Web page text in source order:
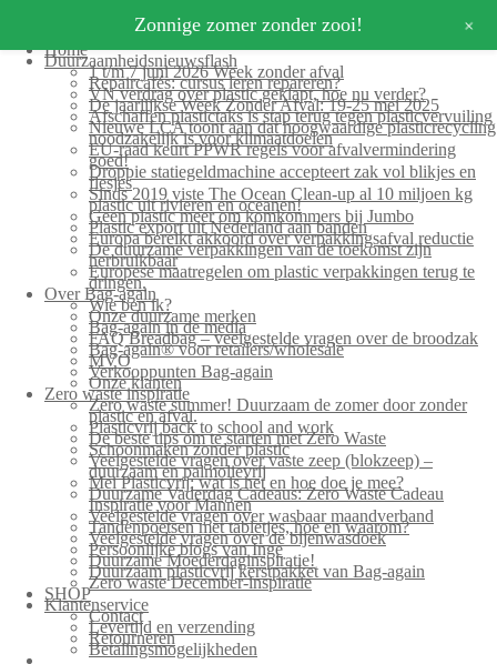
Home
Duurzaamheidsnieuwsflash
1 t/m 7 juni 2026 Week zonder afval
Repaircafés: cursus leren repareren?
VN verdrag over plastic geklapt, hoe nu verder?
De jaarlijkse Week Zonder Afval: 19-25 mei 2025
Afschaffen plastictaks is stap terug tegen plasticvervuiling
Nieuwe LCA toont aan dat hoogwaardige plasticrecycling
noodzakelijk is voor klimaatdoelen
EU-raad keurt PPWR regels voor afvalvermindering
goed!
Droppie statiegeldmachine accepteert zak vol blikjes en
flesjes
Sinds 2019 viste The Ocean Clean-up al 10 miljoen kg
plastic uit rivieren en oceanen!
Geen plastic meer om komkommers bij Jumbo
Plastic export uit Nederland aan banden
Europa bereikt akkoord over verpakkingsafval reductie
De duurzame verpakkingen van de toekomst zijn
herbruikbaar
Europese maatregelen om plastic verpakkingen terug te
dringen.
Over Bag-again
Wie ben ik?
Onze duurzame merken
Bag-again in de media
FAQ Breadbag – veelgestelde vragen over de broodzak
Bag-again® voor retailers/wholesale
MVO
Verkooppunten Bag-again
Onze klanten
Zero waste inspiratie
Zero waste summer! Duurzaam de zomer door zonder
plastic en afval.
Plasticvrij back to school and work
De beste tips om te starten met Zero Waste
Schoonmaken zonder plastic
Veelgestelde vragen over vaste zeep (blokzeep) –
duurzaam en palmolievrij
Mei Plasticvrij: wat is het en hoe doe je mee?
Duurzame Vaderdag Cadeaus: Zero Waste Cadeau
Inspiratie voor Mannen
Veelgestelde vragen over wasbaar maandverband
Tandenpoetsen met tabletjes, hoe en waarom?
Veelgestelde vragen over de bijenwasdoek
Persoonlijke blogs van Inge
Duurzame Moederdaginspiratie!
Duurzaam plasticvrij kerstpakket van Bag-again
Zero waste December-inspiratie
SHOP
Klantenservice
Contact
Levertijd en verzending
Retourneren
Betalingsmogelijkheden
Zonnige zomer zonder zooi! +